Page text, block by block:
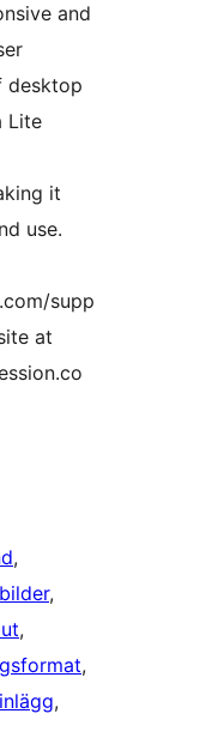
and
desktop
Lite
it
use.
supp
at